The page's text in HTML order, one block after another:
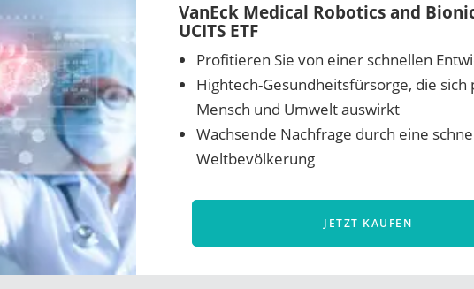
VanEck Medical Robotics and
UCITS ETF
Profitieren Sie von einer schnellen
Hightech-Gesundheitsfürsorge, die sich
Mensch und Umwelt auswirkt
Wachsende Nachfrage durch eine
Weltbevölkerung
JETZT KAUFEN